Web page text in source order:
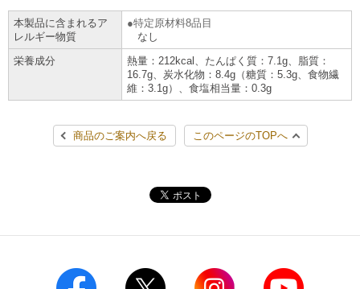
チケット
プリペイドサービス
スポーツ振興くじ
行政サービス
学び・教育
スマホプリペイド
レジでApple Accountにチャージ
オンラインフォトサービス
コインランドリー（店舗限定）
自転車シェアリング（店舗限定）
JTB
国内店舗数
売上高、店舗数推移
セブン‐イレブンの海外事業
データで見るセブン‐イレブン
セブン‐イレブンの「商品力」
セブン-イレブンの横顔
セブン-イレブンの歴史
4VISIONS
サステナビリティニュース
サステナビリティレポート
報告書ライブラリー
English (Corporate)
English (Services)
简体中文(服务)
한국어(서비스)
本製品に含まれるア
レルギー物質
特定原材料8品目
なし
栄養成分
熱量：212kcal、たんぱく質：7.1g、脂質：
16.7g、炭水化物：8.4g（糖質：5.3g、食物繊
維：3.1g）、食塩相当量：0.3g
商品のご案内へ戻る このページのTOPへ